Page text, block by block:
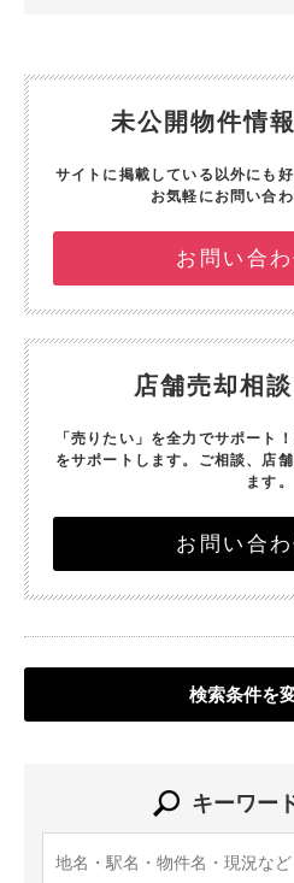
未公開物件情
サイトに掲載している以外にも
お気軽にお問い合わ
お問い合
店舗売却相
「売りたい」を全力でサポート！
をサポートします。 ご相談、店
ます。
お問い合
検索条件を
キーワー